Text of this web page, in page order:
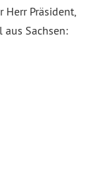
Präsident,
aus Sachsen: